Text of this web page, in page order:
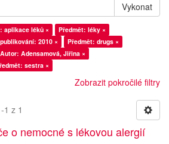
Vykonat
aplikace léků ×
Předmět: léky ×
2010 ×
Předmět: drugs ×
Autor: Adensamová, Jiřina ×
sestra ×
Zobrazit pokročilé filtry
1 z 1
o nemocné s lékovou alergií